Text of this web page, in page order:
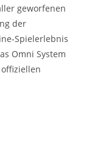
geworfenen
der
Spielerlebnis
Omni System